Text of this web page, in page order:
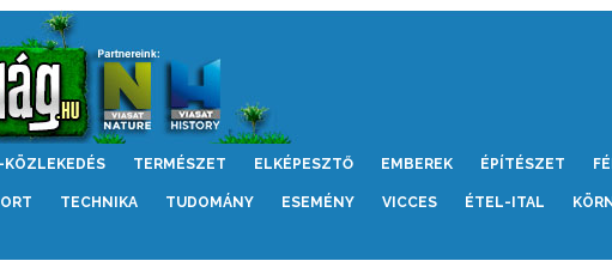
TERMÉSZET ELKÉPESZTŐ EMBEREK ÉPÍTÉSZET
TECHNIKA TUDOMÁNY ESEMÉNY VICCES ÉTEL-ITAL